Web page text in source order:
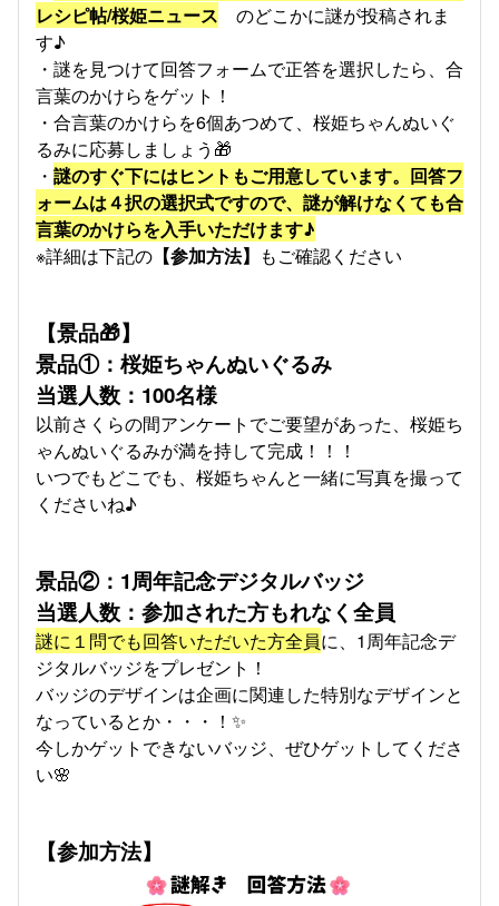
レシピ帖/桜姫ニュース のどこかに謎が投稿されま
す♪
・謎を見つけて回答フォームで正答を選択したら、合
言葉のかけらをゲット！
・合言葉のかけらを6個あつめて、桜姫ちゃんぬいぐ
るみに応募しましょう🎁
・ 謎のすぐ下にはヒントもご用意しています。回答フ
ォームは４択の選択式ですので、謎が解けなくても合
言葉のかけらを入手いただけます♪
※詳細は下記の 【参加方法】 もご確認ください
【景品🎁】
景品①：桜姫ちゃんぬいぐるみ
当選人数：100名様
以前さくらの間アンケートでご要望があった、桜姫ち
ゃんぬいぐるみが満を持して完成！！！
いつでもどこでも、桜姫ちゃんと一緒に写真を撮って
くださいね♪
景品②：1周年記念デジタルバッジ
当選人数：参加された方もれなく全員
謎に１問でも回答いただいた方全員に、1周年記念デ
ジタルバッジをプレゼント！
バッジのデザインは企画に関連した特別なデザインと
なっているとか・・・！✨
今しかゲットできないバッジ、ぜひゲットしてくださ
い🌸
【参加方法】